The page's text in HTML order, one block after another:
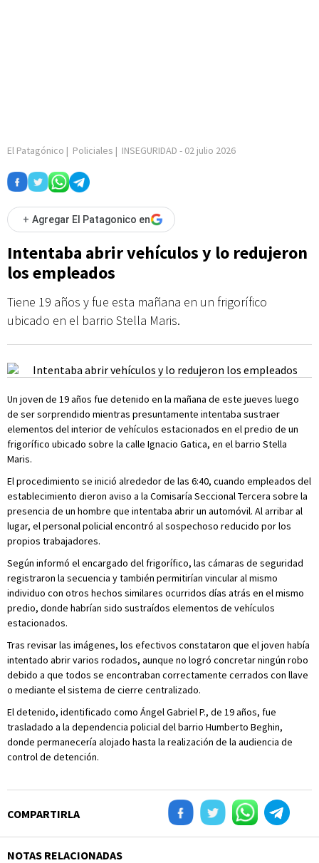
El Patagónico | Policiales | INSEGURIDAD - 02 julio 2026
+ Agregar El Patagonico en
Intentaba abrir vehículos y lo redujeron
los empleados
Tiene 19 años y fue esta mañana en un frigorífico
ubicado en el barrio Stella Maris.
Un joven de 19 años fue detenido en la mañana de este jueves luego
de ser sorprendido mientras presuntamente intentaba sustraer
elementos del interior de vehículos estacionados en el predio de un
frigorífico ubicado sobre la calle Ignacio Gatica, en el barrio Stella
Maris.
El procedimiento se inició alrededor de las 6:40, cuando empleados del
establecimiento dieron aviso a la Comisaría Seccional Tercera sobre la
presencia de un hombre que intentaba abrir un automóvil. Al arribar al
lugar, el personal policial encontró al sospechoso reducido por los
propios trabajadores.
Según informó el encargado del frigorífico, las cámaras de seguridad
registraron la secuencia y también permitirían vincular al mismo
individuo con otros hechos similares ocurridos días atrás en el mismo
predio, donde habrían sido sustraídos elementos de vehículos
estacionados.
Tras revisar las imágenes, los efectivos constataron que el joven había
intentado abrir varios rodados, aunque no logró concretar ningún robo
debido a que todos se encontraban correctamente cerrados con llave
o mediante el sistema de cierre centralizado.
El detenido, identificado como Ángel Gabriel P., de 19 años, fue
trasladado a la dependencia policial del barrio Humberto Beghin,
donde permanecería alojado hasta la realización de la audiencia de
control de detención.
COMPARTIRLA
NOTAS RELACIONADAS